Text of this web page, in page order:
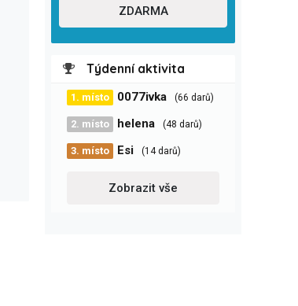
ZDARMA
Týdenní aktivita
1. místo 0077ivka (66 darů)
2. místo helena (48 darů)
3. místo Esi (14 darů)
Zobrazit vše